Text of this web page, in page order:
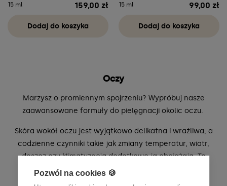
15 ml 159,00 zł
Dodaj do koszyka
15 ml 99,00 zł
Dodaj do koszyka
Oczy
Marzysz o promiennym spojrzeniu? Wypróbuj nasze
zaawansowane formuły do pielęgnacji okolic oczu.
Skóra wokół oczu jest wyjątkowo delikatna i wrażliwa, a
codzienne czynniki takie jak zmiany temperatur, wiatr,
deszcz czy klimatyzacja dodatkowo ją obciążają. To
właśnie w tej okolicy najszybciej pojawiają się oznaki
Pozwól na cookies 🍪